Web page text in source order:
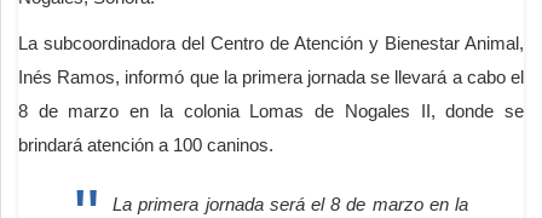
La subcoordinadora del Centro de Atención y Bienestar Animal,
Inés Ramos, informó que la primera jornada se llevará a cabo el
8 de marzo en la colonia Lomas de Nogales II, donde se
brindará atención a 100 caninos.
La primera jornada será el 8 de marzo en la